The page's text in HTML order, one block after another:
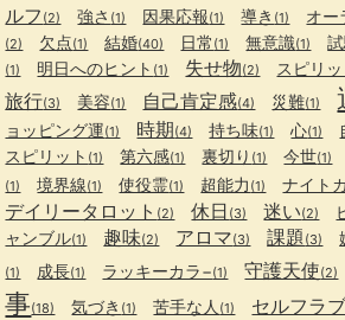
ルフ (2) 強さ (1) 因果応報(1) 導き (1) オー
(2) 欠点(1) 結婚(40) 日常 (1) 無意識(1)
(1) 明日へのヒント (1) 失せ物(2) スピリ
旅行(3) 美容(1) 自己肯定感(4) 災難(1)
ョッピング運(1) 時期(4) 持ち味(1) 心(1)
スピリット (1) 第六感(1) 裏切り (1) 今世(1)
(1) 境界線(1) 使役霊(1) 超能力 (1) ナイト
デイリータロット (2) 休日 (3) 迷い(2)
ャンブル(1) 趣味(2) アロマ(3) 課題 (3)
(1) 成長(1) ラッキーカラ−(1) 守護天使(2)
事(18) 気づき (1) 苦手な人 (1) セルフラブ